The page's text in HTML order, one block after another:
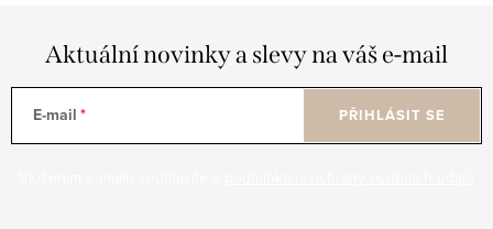
Aktuální novinky a slevy na váš e-mail
E-mail PŘIHLÁSIT SE